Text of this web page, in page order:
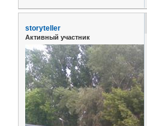
storyteller
Активный участник